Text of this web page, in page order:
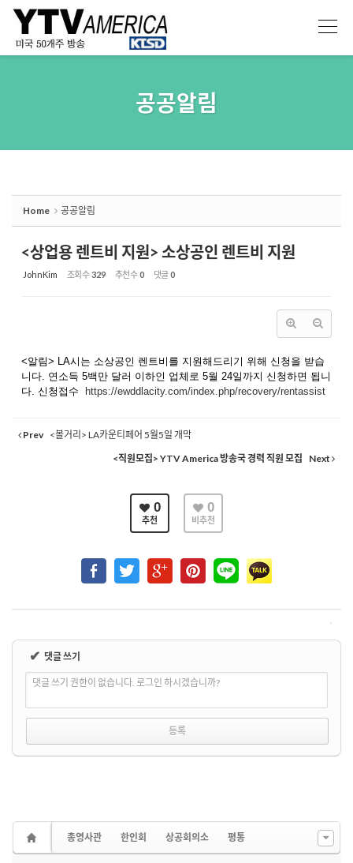
공공알림
Home 공공알림
<상업용 렌트비 지원> 소상공인 렌트비 지원
JohnKim 조회 수329 추천 수0 댓글0
<알림> LA시는 소상공인 렌트비를 지원해드리기 위해 신청을 받습
니다. 연소득 5백만 달러 이하인 업체로 5월 24일까지 신청하면 됩니
다. 신청접수
https://ewddlacity.com/index.php/recovery/rentassist
Prev <볼거리> LA카운티페어 5월5일 개막
<직원모집> YTV America 방송국 경력 직원 모집
Next
0
추천
0
비추천
✔ 댓글 쓰기
댓글 쓰기 권한이 없습니다. 로그인 하시겠습니까?
총영사관 한인회 상공회의소 평통